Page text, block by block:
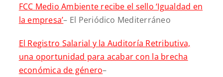
FCC Medio Ambiente recibe el sello ‘Igualdad en
la empresa’– El Periódico Mediterráneo
El Registro Salarial y la Auditoría Retributiva,
una oportunidad para acabar con la brecha
económica de género–